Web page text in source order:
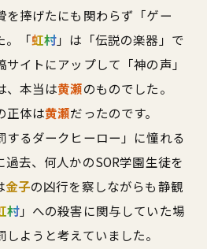
を捧げたにも関わらず「ゲー
。「虹村」は「伝説の楽器」で
イトにアップして「神の声」
、本当は黄瀬のものでした。
正体は黄瀬だったのです。
するダークヒーロー」に憧れる
去、何人かのSOR学園生徒を
金子の凶行を察しながらも静観
村」への殺害に関与していた場
ようと考えていました。